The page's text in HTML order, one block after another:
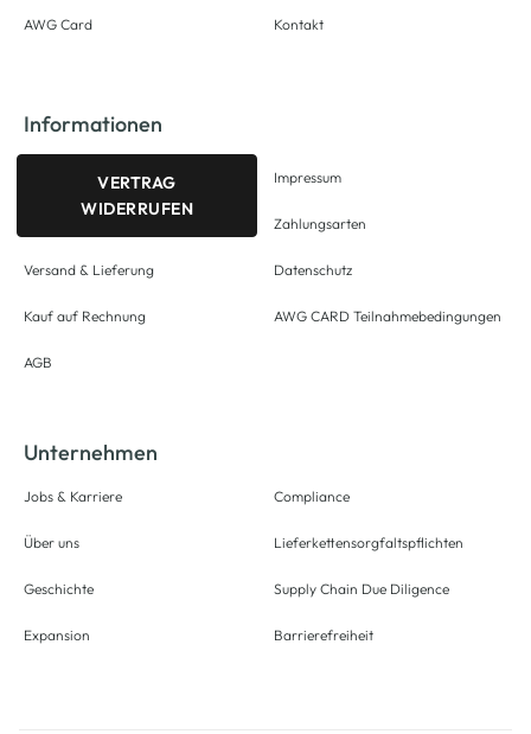
AWG Card Kontakt
Informationen
VERTRAG
WIDERRUFEN
Versand & Lieferung
Kauf auf Rechnung
AGB
Impressum
Zahlungsarten
Datenschutz
AWG CARD Teilnahmebedingungen
Unternehmen
Jobs & Karriere
Über uns
Geschichte
Expansion
Compliance
Lieferkettensorgfaltspflichten
Supply Chain Due Diligence
Barrierefreiheit